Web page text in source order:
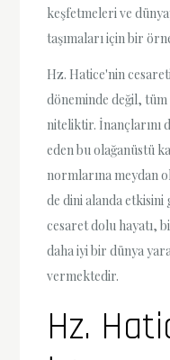
keşfetmeleri ve
taşımaları için bir
Hz. Hatice'nin
döneminde değil,
niteliktir. İnançlarını
eden bu olağanüstü
normlarına meydan
de dini alanda
cesaret dolu hayatı,
daha iyi bir dünya
vermektedir.
Hz.